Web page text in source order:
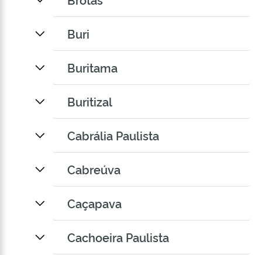
Buri
Buritama
Buritizal
Cabrália Paulista
Cabreúva
Caçapava
Cachoeira Paulista